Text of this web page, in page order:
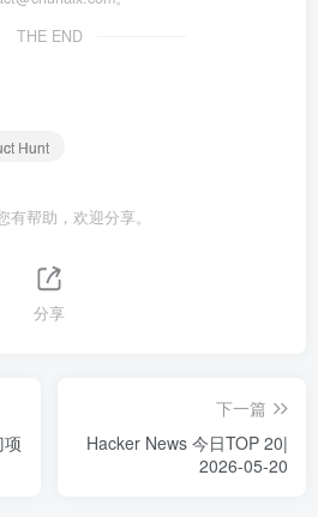
THE END
Hunt
有帮助，欢迎分享。
分享
下一篇
Hacker News 今日TOP 20|
2026-05-20